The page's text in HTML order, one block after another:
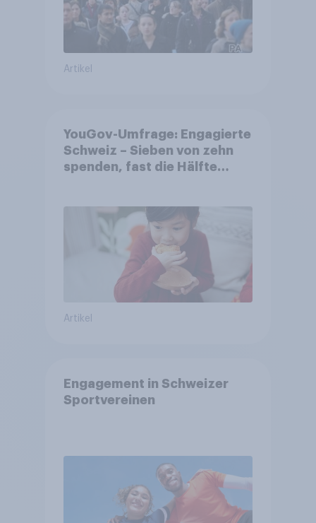
Artikel
YouGov-Umfrage: Engagierte
Schweiz – Sieben von zehn
spenden, fast die Hälfte
Artikel
Engagement in Schweizer
Sportvereinen